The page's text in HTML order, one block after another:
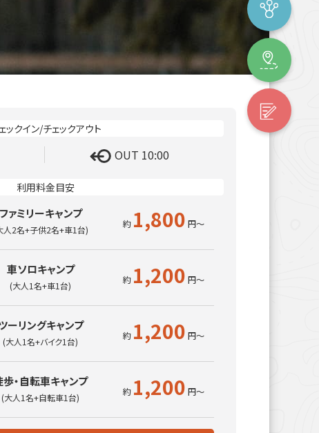
OUT 10:00
ファミリーキャンプ
人2名+子供2名+車1台) 1,800
車ソロキャンプ
(大人1名+車1台) 1,200
ーリングキャンプ
(大人1名+バイク1台) 1,200
歩・自転車キャンプ
(大人1名+自転車1台) 1,200